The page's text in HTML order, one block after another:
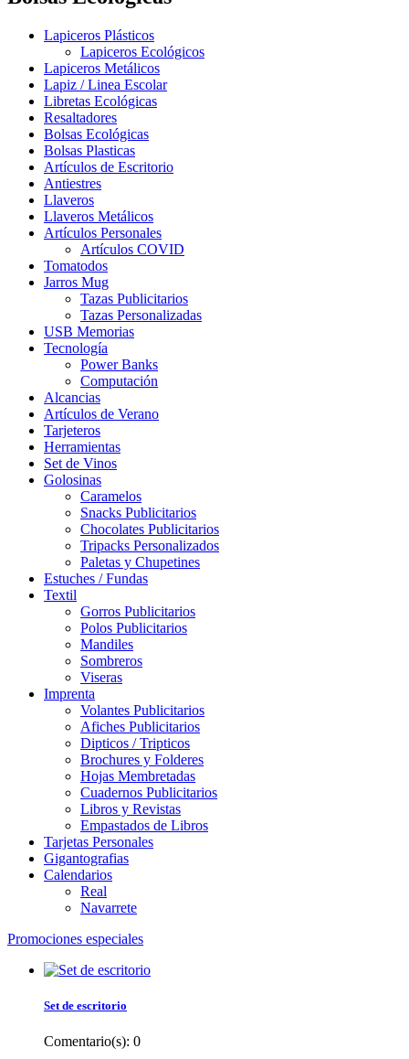
Lapiceros Plásticos
Lapiceros Ecológicos
Lapiceros Metálicos
Lapiz / Linea Escolar
Libretas Ecológicas
Resaltadores
Bolsas Ecológicas
Bolsas Plasticas
Artículos de Escritorio
Antiestres
Llaveros
Llaveros Metálicos
Artículos Personales
Artículos COVID
Tomatodos
Jarros Mug
Tazas Publicitarios
Tazas Personalizadas
USB Memorias
Tecnología
Power Banks
Computación
Alcancias
Artículos de Verano
Tarjeteros
Herramientas
Set de Vinos
Golosinas
Caramelos
Snacks Publicitarios
Chocolates Publicitarios
Tripacks Personalizados
Paletas y Chupetines
Estuches / Fundas
Textil
Gorros Publicitarios
Polos Publicitarios
Mandiles
Sombreros
Viseras
Imprenta
Volantes Publicitarios
Afiches Publicitarios
Dipticos / Tripticos
Brochures y Folderes
Hojas Membretadas
Cuadernos Publicitarios
Libros y Revistas
Empastados de Libros
Tarjetas Personales
Gigantografias
Calendarios
Real
Navarrete
Promociones especiales
Set de escritorio
Comentario(s): 0